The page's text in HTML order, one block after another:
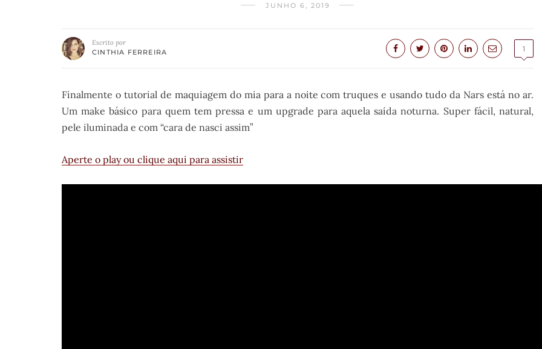
JUNHO 6, 2019
Escrito por
CINTHIA FERREIRA
1
Finalmente o tutorial de maquiagem do mia para a noite com truques e usando tudo da Nars está no ar.
Um make básico para quem tem pressa e um upgrade para aquela saída noturna. Super fácil, natural,
pele iluminada e com “cara de nasci assim”
Aperte o play ou clique aqui para assistir